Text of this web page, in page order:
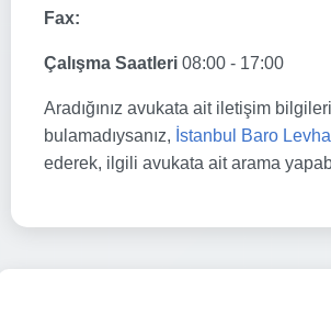
Fax:
Çalışma Saatleri 08:00 - 17:00
Aradığınız avukata ait iletişim
bulamadıysanız, İstanbul Baro
ederek, ilgili avukata ait arama